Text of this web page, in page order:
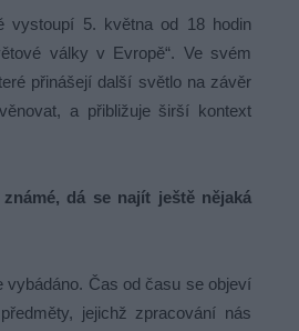
vystoupí 5. května od 18 hodin
války v Evropě“. Ve svém
přinášejí další světlo na závěr
a přibližuje širší kontext
dá se najít ještě nějaká
Čas od času se objeví
jejichž zpracování nás